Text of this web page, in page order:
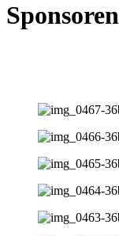
Sponsoren